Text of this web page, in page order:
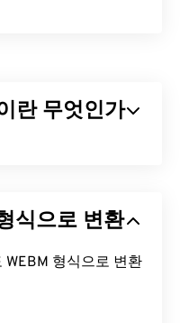
리 및 저장이 용이한
와 같은 인터넷 스
디오 플레이어에서
란 무엇인가
타데이터 태그, 스트
은 비디오 스트림을
스트림을
형식으로 변환